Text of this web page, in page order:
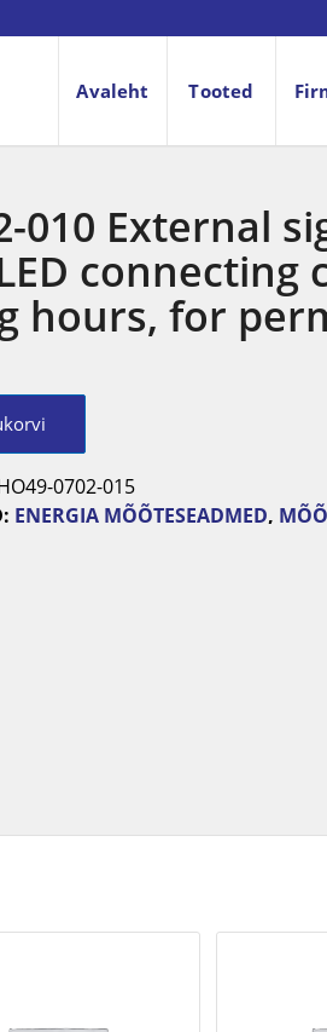
Avaleht Tooted
010 External
connecting
hours, for
0702-015
ENERGIA MÕÕTESEADMED,